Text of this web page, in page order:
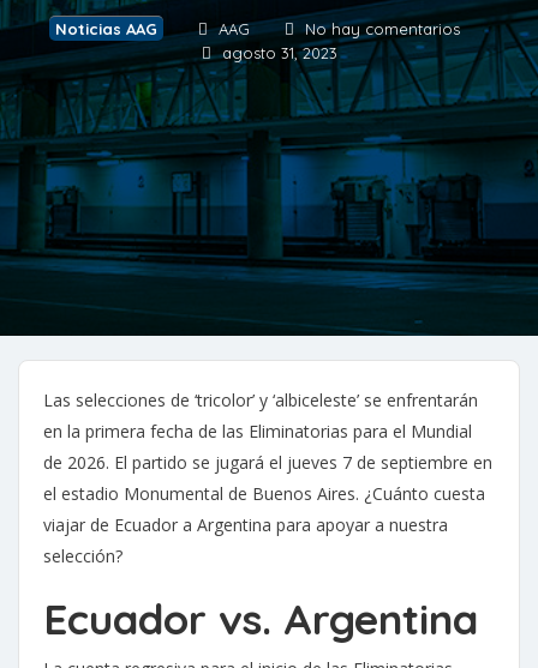
Noticias AAG AAG
No hay comentarios
agosto 31, 2023
Las selecciones de ‘tricolor’ y ‘albiceleste’ se enfrentarán
en la primera fecha de las Eliminatorias para el Mundial
de 2026. El partido se jugará el jueves 7 de septiembre en
el estadio Monumental de Buenos Aires. ¿Cuánto cuesta
viajar de Ecuador a Argentina para apoyar a nuestra
selección?
Ecuador vs. Argentina